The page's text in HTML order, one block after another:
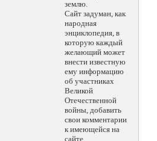
землю.
Сайт задуман, как
народная
энциклопедия, в
которую каждый
желающий может
внести известную
ему информацию
об участниках
Великой
Отечественной
войны, добавить
свои комментарии
к имеющейся на
сайте